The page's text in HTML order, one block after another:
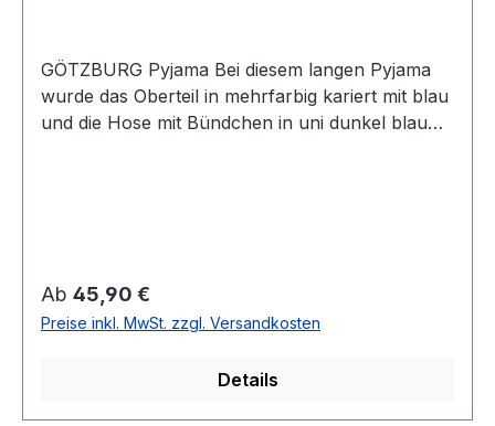
GÖTZBURG Pyjama Bei diesem langen Pyjama
wurde das Oberteil in mehrfarbig kariert mit blau
und die Hose mit Bündchen in uni dunkel blau
/ UNSER PREIS=45,90 (ohne Übergröße)Dieser
Artikel ist aus hygienischen Gründen von
Umtausch und Rücksendung
kariert mit blauFarbe Hose: Uni BlauV-
AusschnittPassform: NormalMit BrusttascheMit
Regulärer Preis:
Ab 45,90 €
Preise inkl. MwSt. zzgl. Versandkosten
Details